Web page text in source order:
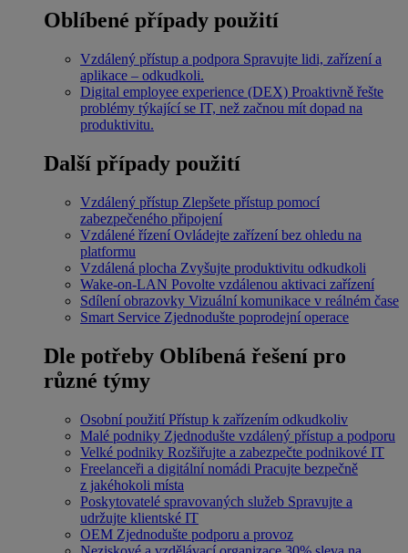
Oblíbené případy použití
Vzdálený přístup a podpora Spravujte lidi, zařízení a
aplikace – odkudkoli.
Digital employee experience (DEX) Proaktivně řešte
problémy týkající se IT, než začnou mít dopad na
produktivitu.
Další případy použití
Vzdálený přístup Zlepšete přístup pomocí
zabezpečeného připojení
Vzdálené řízení Ovládejte zařízení bez ohledu na
platformu
Vzdálená plocha Zvyšujte produktivitu odkudkoli
Wake-on-LAN Povolte vzdálenou aktivaci zařízení
Sdílení obrazovky Vizuální komunikace v reálném čase
Smart Service Zjednodušte poprodejní operace
Dle potřeby Oblíbená řešení pro
různé týmy
Osobní použití Přístup k zařízením odkudkoliv
Malé podniky Zjednodušte vzdálený přístup a podporu
Velké podniky Rozšiřujte a zabezpečte podnikové IT
Freelanceři a digitální nomádi Pracujte bezpečně
z jakéhokoli místa
Poskytovatelé spravovaných služeb Spravujte a
udržujte klientské IT
OEM Zjednodušte podporu a provoz